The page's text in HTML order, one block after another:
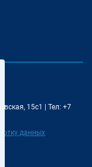
15с1 | Тел: +7
данных